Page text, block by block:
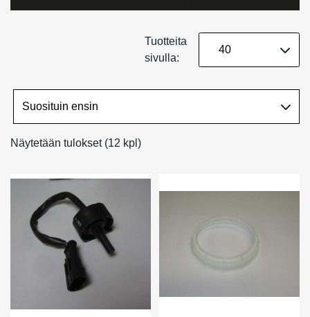
Näytetään tulokset (12 kpl)
Tuotteita
sivulla: